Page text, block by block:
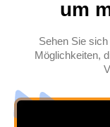
um
Sehen Sie
Möglichkeiten,